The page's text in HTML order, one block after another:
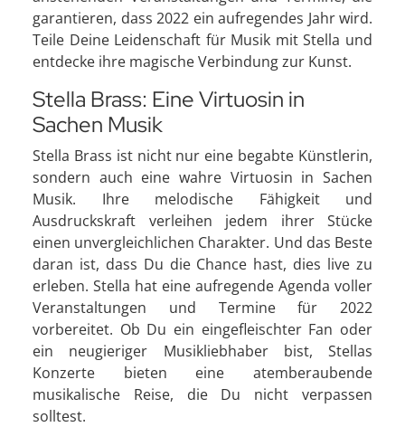
garantieren, dass 2022 ein aufregendes Jahr wird.
Teile Deine Leidenschaft für Musik mit Stella und
entdecke ihre magische Verbindung zur Kunst.
Stella Brass: Eine Virtuosin in
Sachen Musik
Stella Brass ist nicht nur eine begabte Künstlerin,
sondern auch eine wahre Virtuosin in Sachen
Musik. Ihre melodische Fähigkeit und
Ausdruckskraft verleihen jedem ihrer Stücke
einen unvergleichlichen Charakter. Und das Beste
daran ist, dass Du die Chance hast, dies live zu
erleben. Stella hat eine aufregende Agenda voller
Veranstaltungen und Termine für 2022
vorbereitet. Ob Du ein eingefleischter Fan oder
ein neugieriger Musikliebhaber bist, Stellas
Konzerte bieten eine atemberaubende
musikalische Reise, die Du nicht verpassen
solltest.